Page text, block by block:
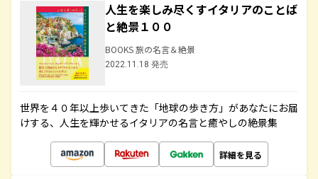
人生を楽しみ尽くすイタリアのことば
と絶景１００
BOOKS 旅の名言＆絶景
2022.11.18 発売
世界を４０年以上歩いてきた「地球の歩き方」があなたにお届
けする、人生を輝かせるイタリアの名言と癒やしの絶景集
詳細を見る